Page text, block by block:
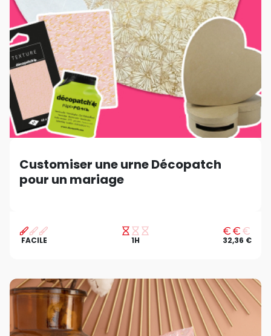
Customiser une urne Décopatch
pour un mariage
FACILE 1H 32,36 €